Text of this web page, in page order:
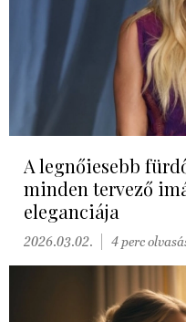
A legnőiesebb
minden tervező
eleganciája
2026.03.02. 4 perc